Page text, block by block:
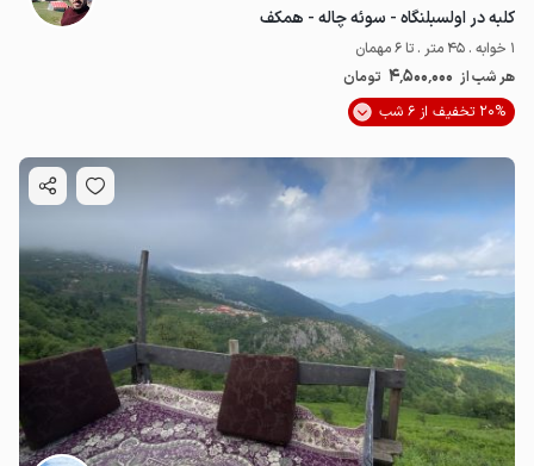
4.4 میلیون ت
کلبه در اولسبلنگاه - سوئه چاله - همکف
1 خوابه . 45 متر . تا 6 مهمان
هر شب از 4٬500٬000 تومان
20% تخفیف از 6 شب